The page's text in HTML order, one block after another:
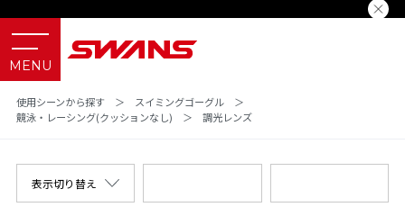
使用シーンから探す ＞ スイミングゴーグル
＞
競泳・レーシング(クッションなし)
＞ 調光レンズ
表示切り替え